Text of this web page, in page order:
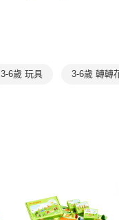
款買賣價金債權讓與本
先享後付繳納相關費用。
２．關於個人資料處理
https://aftee.tw/terms/
３．未成年的使用者請
3-6歲 玩具 3-6歲 轉轉